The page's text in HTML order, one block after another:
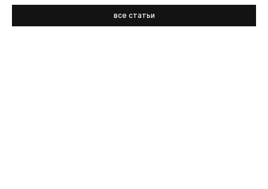
все статьи